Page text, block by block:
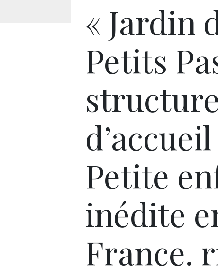
« Jardin
Petits
Petite
inédite
France.